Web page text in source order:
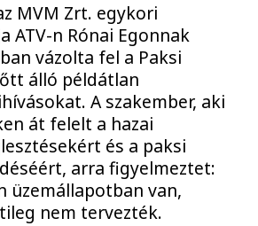
MVM Zrt. egykori
ATV-n Rónai Egonnak
vázolta fel a Paksi
álló példátlan
A szakember, aki
át felelt a hazai
és a paksi
arra figyelmeztet:
üzemállapotban van,
nem tervezték.